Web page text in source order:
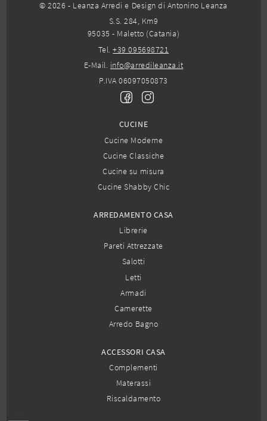
© 2026 - Leanza Arredi e Design di Antonino Leanza
S.S. 284, Km9
95035 - Maletto (Catania)
Tel.+39 095698721
E-Mail. info@arredileanza.it
P.IVA 06097050873
CUCINE
Cucine Moderne
Cucine Classiche
Cucine su misura
Cucine Shabby Chic
ARREDAMENTO CASA
Librerie
Pareti Attrezzate
Salotti
Letti
Armadi
Camerette
Arredo Bagno
ACCESSORI CASA
Complementi
Materassi
Riscaldamento